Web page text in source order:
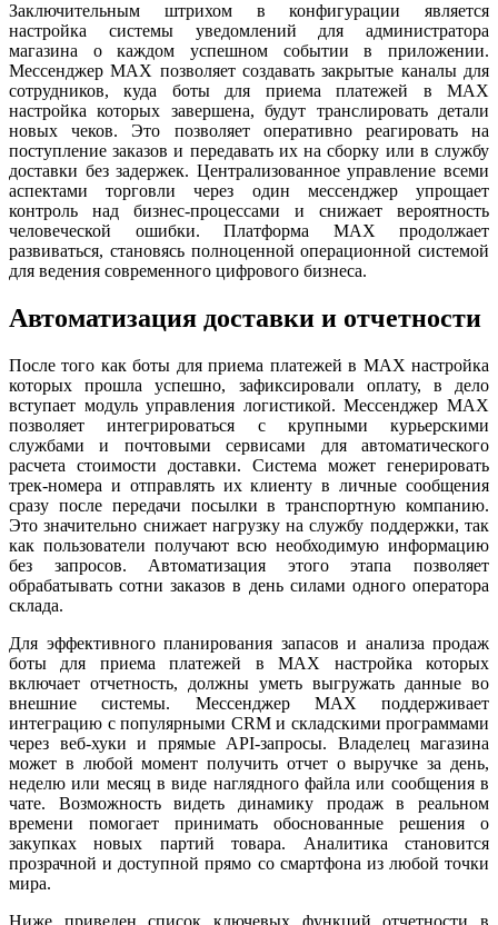
Заключительным штрихом в конфигурации является
настройка системы уведомлений для администратора
магазина о каждом успешном событии в приложении.
Мессенджер MAX позволяет создавать закрытые каналы для
сотрудников, куда боты для приема платежей в MAX
настройка которых завершена, будут транслировать детали
новых чеков. Это позволяет оперативно реагировать на
поступление заказов и передавать их на сборку или в службу
доставки без задержек. Централизованное управление всеми
аспектами торговли через один мессенджер упрощает
контроль над бизнес-процессами и снижает вероятность
человеческой ошибки. Платформа MAX продолжает
развиваться, становясь полноценной операционной системой
для ведения современного цифрового бизнеса.
Автоматизация доставки и отчетности
После того как боты для приема платежей в MAX настройка
которых прошла успешно, зафиксировали оплату, в дело
вступает модуль управления логистикой. Мессенджер MAX
позволяет интегрироваться с крупными курьерскими
службами и почтовыми сервисами для автоматического
расчета стоимости доставки. Система может генерировать
трек-номера и отправлять их клиенту в личные сообщения
сразу после передачи посылки в транспортную компанию.
Это значительно снижает нагрузку на службу поддержки, так
как пользователи получают всю необходимую информацию
без запросов. Автоматизация этого этапа позволяет
обрабатывать сотни заказов в день силами одного оператора
склада.
Для эффективного планирования запасов и анализа продаж
боты для приема платежей в MAX настройка которых
включает отчетность, должны уметь выгружать данные во
внешние системы. Мессенджер MAX поддерживает
интеграцию с популярными CRM и складскими программами
через веб-хуки и прямые API-запросы. Владелец магазина
может в любой момент получить отчет о выручке за день,
неделю или месяц в виде наглядного файла или сообщения в
чате. Возможность видеть динамику продаж в реальном
времени помогает принимать обоснованные решения о
закупках новых партий товара. Аналитика становится
прозрачной и доступной прямо со смартфона из любой точки
мира.
Ниже приведен список ключевых функций отчетности в